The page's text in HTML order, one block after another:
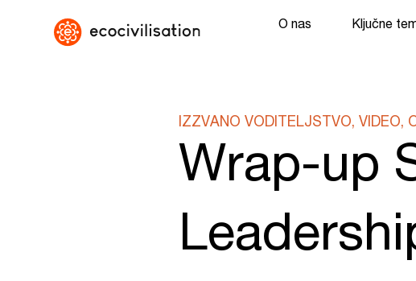
O nas Ključne
IZZVANO VODITELJSTVO, VIDEO,
Wrap-up